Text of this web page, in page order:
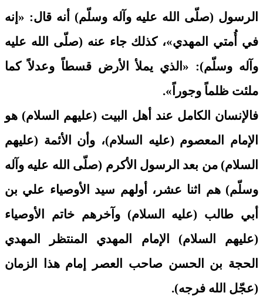
الرسول (صلّى الله عليه وآله وسلّم) أنه قال: «إنه
في أُمتي المهدي»، كذلك جاء عنه (صلّى الله عليه
وآله وسلّم): «الذي يملأ الأرض قسطاً وعدلاً كما
ملئت ظلماً وجوراً».
فالإنسان الكامل عند أهل البيت (عليهم السلام) هو
الإمام المعصوم (عليه السلام)، وأن الأئمة (عليهم
السلام) من بعد الرسول الأكرم (صلّى الله عليه وآله
وسلّم) هم اثنا عشر، أولهم سيد الأوصياء علي بن
أبي طالب (عليه السلام) وآخرهم خاتم الأوصياء
(عليهم السلام) الإمام المهدي المنتظر المهدي
الحجة بن الحسن صاحب العصر إمام هذا الزمان
(عجّل الله فرجه).